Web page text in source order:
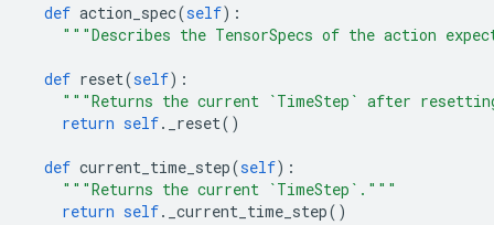
def action_spec(self):
"""Describes the TensorSpecs of the action
def reset(self):
"""Returns the current `TimeStep` after
return self. _reset()
def current_time_step(self):
"""Returns the current `TimeStep`."""
return self. _current_time_step()